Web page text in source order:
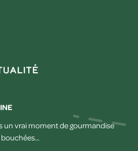
un vrai moment de gourmandise